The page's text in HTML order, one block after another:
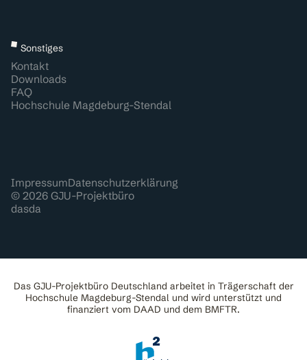
Sonstiges
Kontakt
Downloads
FAQ
Hochschule Magdeburg-Stendal
© 2026 GJU-Projektbüro
ImpressumDatenschutzerklärung
dasda
Das GJU-Projektbüro Deutschland arbeitet in Trägerschaft der
Hochschule Magdeburg-Stendal und wird unterstützt und
finanziert vom DAAD und dem BMFTR.